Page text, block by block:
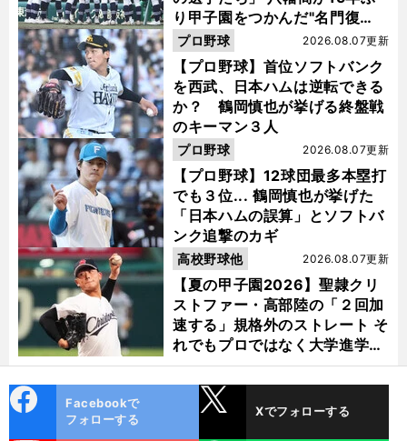
り甲子園をつかんだ"名門復
活"の舞台裏
【プロ野球】首位ソフトバンク
を西武、日本ハムは逆転できる
か？ 鶴岡慎也が挙げる終盤戦
のキーマン３人
2026.08.07更新
プロ野球
【プロ野球】12球団最多本塁打
でも３位... 鶴岡慎也が挙げた
「日本ハムの誤算」とソフトバ
ンク追撃のカギ
2026.08.07更新
プロ野球
【夏の甲子園2026】聖隷クリ
ストファー・高部陸の「２回加
速する」規格外のストレート そ
れでもプロではなく大学進学を
選ぶ理由
2026.08.07更新
高校野球他
ok
Facebookで
フォローする
Xでフォローする